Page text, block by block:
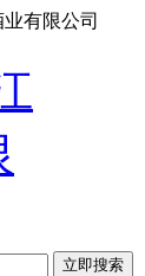
有限公司